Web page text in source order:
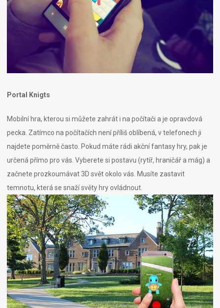
Portal Knigts
Mobilní hra, kterou si můžete zahrát i na počítači a je opravdová
pecka. Zatímco na počítačích není příliš oblíbená, v telefonech ji
najdete poměrně často. Pokud máte rádi akční fantasy hry, pak je
určená přímo pro vás. Vyberete si postavu (rytíř, hraničář a mág) a
začnete prozkoumávat 3D svět okolo vás. Musíte zastavit
temnotu, která se snaží světy hry ovládnout.